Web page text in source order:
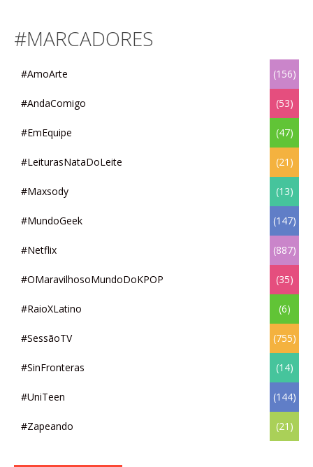
#MARCADORES
#AmoArte (156)
#AndaComigo (53)
#EmEquipe (47)
#LeiturasNataDoLeite (21)
#Maxsody (13)
#MundoGeek (147)
#Netflix (887)
#OMaravilhosoMundoDoKPOP (35)
#RaioXLatino (6)
#SessãoTV (755)
#SinFronteras (14)
#UniTeen (144)
#Zapeando (21)